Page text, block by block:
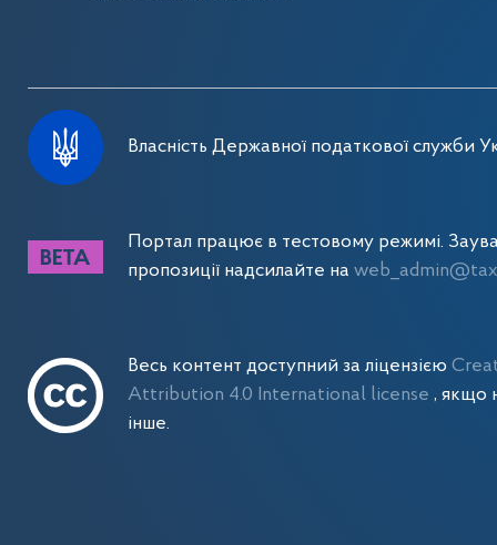
Власність Державної податкової служби
Портал працює в тестовому режимі.
пропозиції надсилайте на
Весь контент доступний за ліцензією
Attribution 4.0 International license , якщо
інше.